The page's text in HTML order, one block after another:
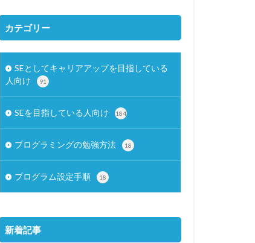
カテゴリー
SEとしてキャリアアップを目指している
人向け
91
SEを目指している人向け 184
プログラミングの勉強方法 18
プログラム設定手順 18
新着記事